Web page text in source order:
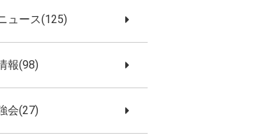
ュース(125)
報(98)
会(27)